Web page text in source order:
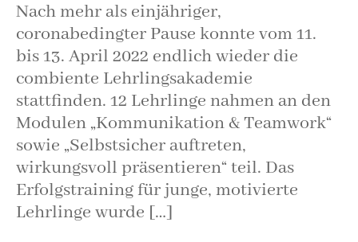
Nach mehr als einjähriger,
coronabedingter Pause konnte vom 11.
bis 13. April 2022 endlich wieder die
combiente Lehrlingsakademie
stattfinden. 12 Lehrlinge nahmen an den
Modulen „Kommunikation & Teamwork“
sowie „Selbstsicher auftreten,
wirkungsvoll präsentieren“ teil. Das
Erfolgstraining für junge, motivierte
Lehrlinge wurde […]